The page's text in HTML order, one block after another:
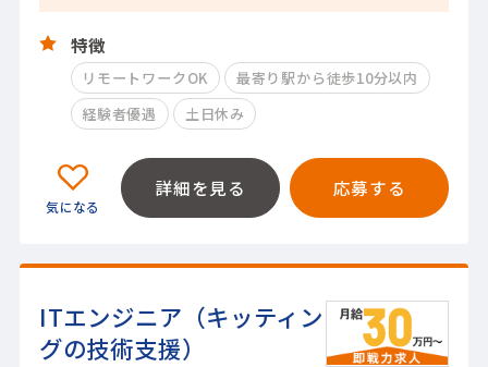
特徴
リモートワークOK
最寄り駅から徒歩10分以内
経験者優遇
土日休み
詳細を見る 応募する
ITエンジニア（キッティン
グの技術支援）